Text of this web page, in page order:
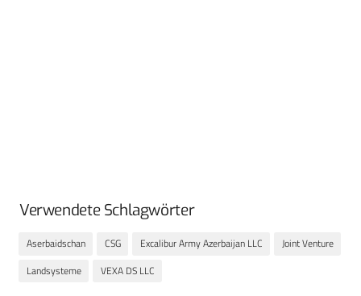
Verwendete Schlagwörter
Aserbaidschan CSG Excalibur Army Azerbaijan LLC
Joint Venture
Landsysteme
VEXA DS LLC